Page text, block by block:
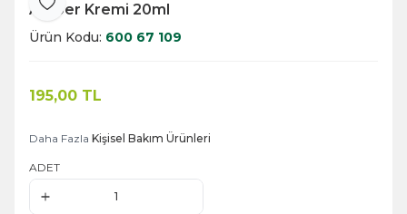
Favoriye Ekle
Amber Kremi 20ml
Ürün Kodu: 600 67 109
195,00 TL
Daha Fazla Kişisel Bakım Ürünleri
ADET